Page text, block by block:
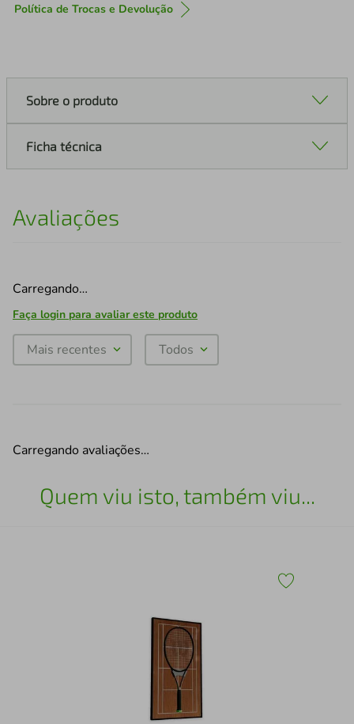
Política de Trocas e Devolução
Sobre o produto
Ficha técnica
Avaliações
Carregando…
Faça login para avaliar este produto
Mais recentes Todos
Carregando avaliações…
Quem viu isto, também viu...